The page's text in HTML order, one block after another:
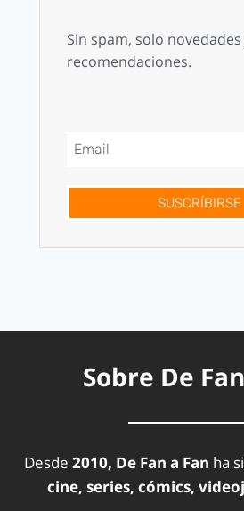
Sin spam, solo novedades
recomendaciones.
SUSCRÍBIRSE
Sobre De
Desde 2010, De Fan a Fan ha
cine, series, cómics,